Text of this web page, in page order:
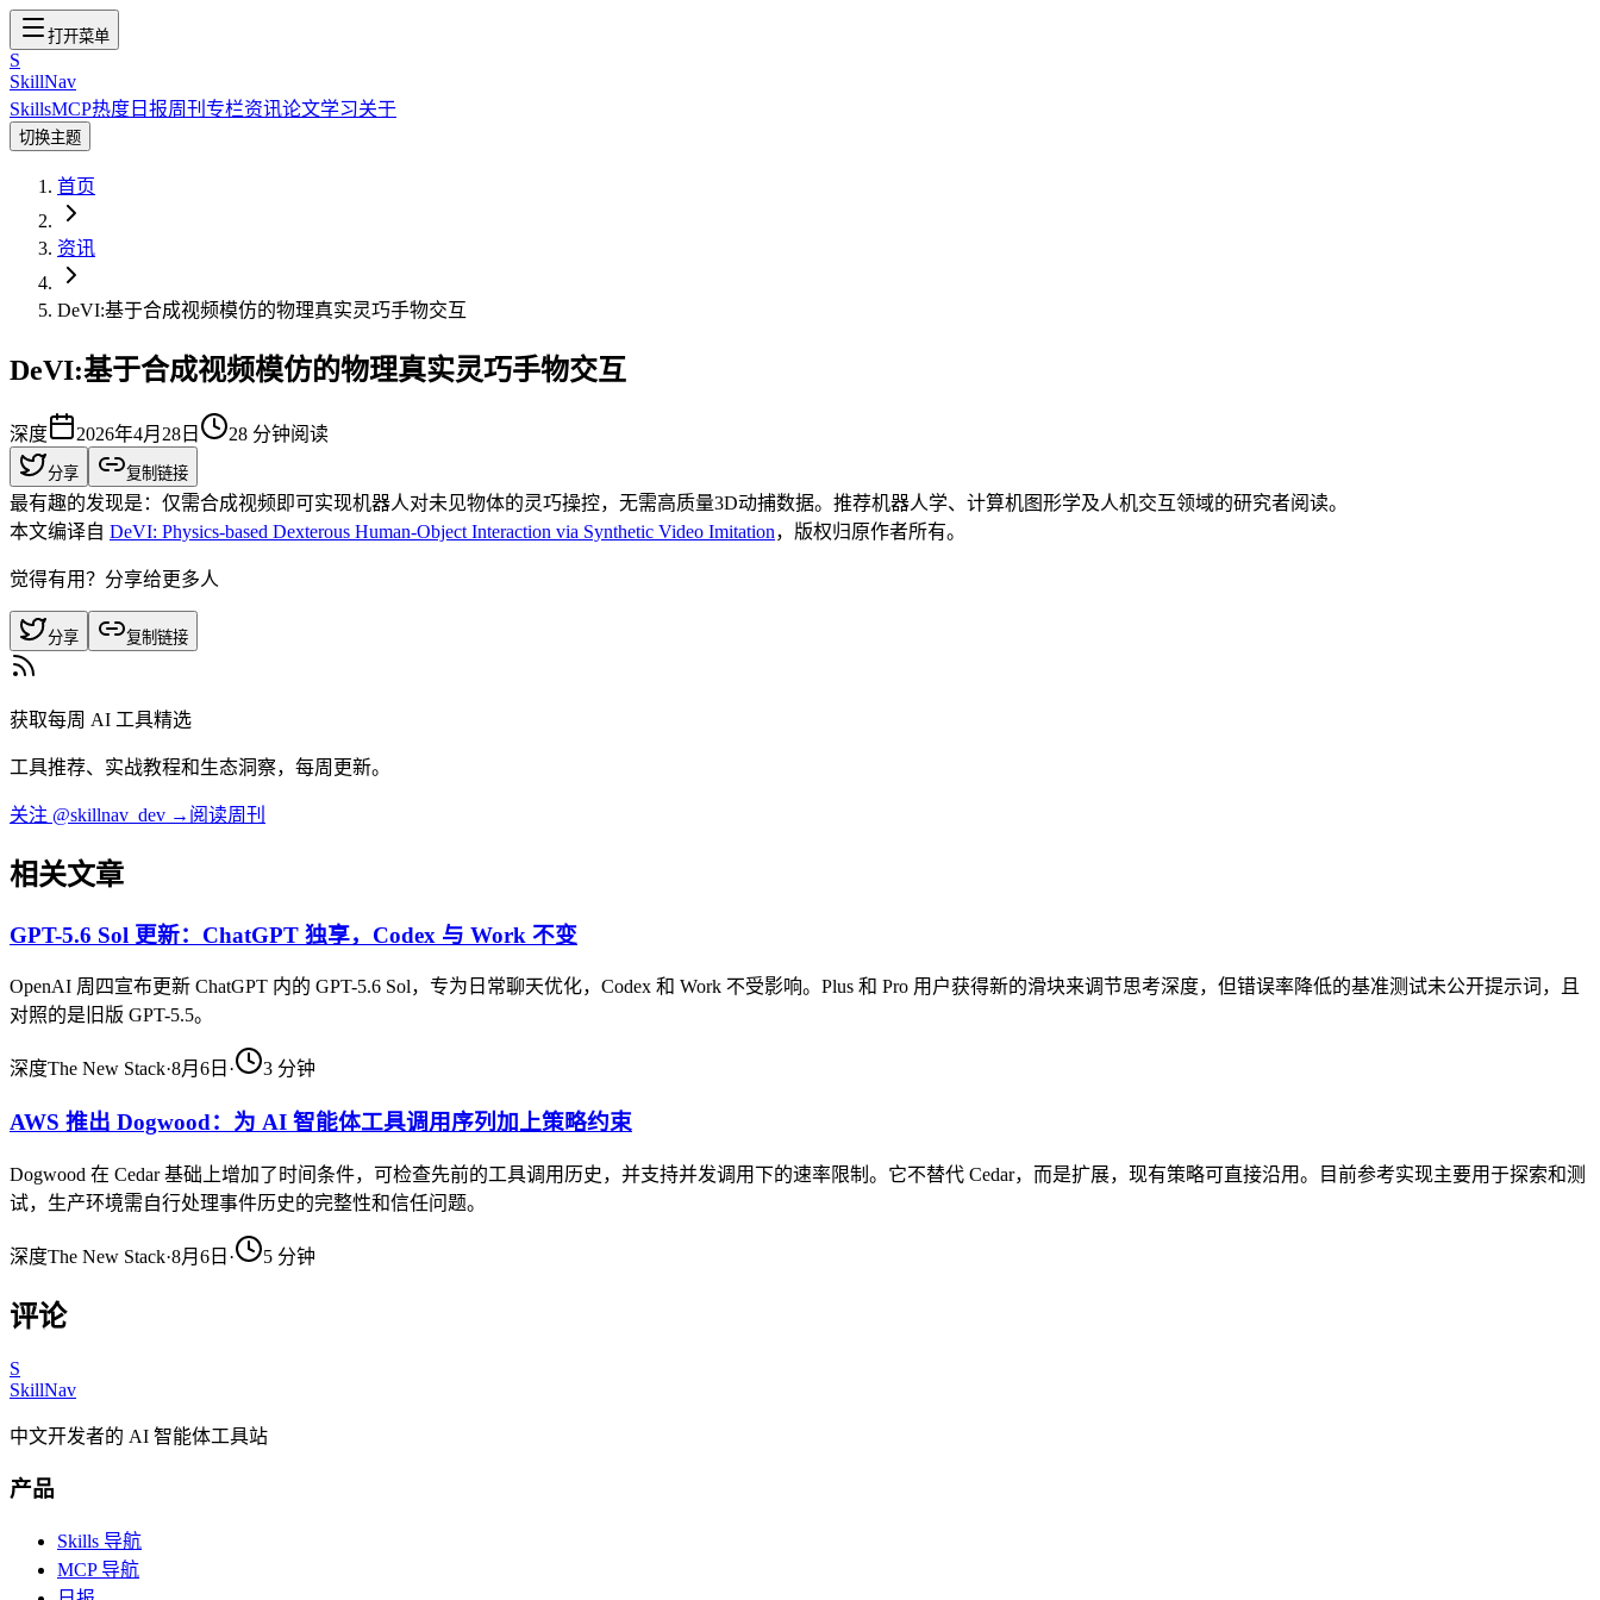
打开菜单
S
SkillNav
SkillsMCP热度 日报周刊 专栏资讯论文学习关于
切换主题
首页
资讯
DeVI:基于合成视频模仿的物理真实灵巧手物交互
DeVI:基于合成视频模仿的物理真实灵巧手物交互
深度 2026年4月28日 28 分钟阅读
分享 复制链接
最有趣的发现是：仅需合成视频即可实现机器人对未见物体的灵巧操控，无需高质量3D动捕数据。推荐机器人学、计算机图形学及人机交互领域的研究者阅读。
本文编译自 DeVI: Physics-based Dexterous Human-Object Interaction via Synthetic Video Imitation，版权归原作者所有。
觉得有用？分享给更多人
分享 复制链接
获取每周 AI 工具精选
工具推荐、实战教程和生态洞察，每周更新。
关注 @skillnav_dev → 阅读周刊
相关文章
GPT-5.6 Sol 更新：ChatGPT 独享，Codex 与 Work 不变
OpenAI 周四宣布更新 ChatGPT 内的 GPT-5.6 Sol，专为日常聊天优化，Codex 和 Work 不受影响。Plus 和 Pro 用户获得新的滑块来调节思考深度，但错误率降低的基准测试未公开提示词，且
对照的是旧版 GPT-5.5。
深度The New Stack·8月6日 · 3 分钟
AWS 推出 Dogwood：为 AI 智能体工具调用序列加上策略约束
Dogwood 在 Cedar 基础上增加了时间条件，可检查先前的工具调用历史，并支持并发调用下的速率限制。它不替代 Cedar，而是扩展，现有策略可直接沿用。目前参考实现主要用于探索和测
试，生产环境需自行处理事件历史的完整性和信任问题。
深度The New Stack·8月6日 · 5 分钟
评论
S
SkillNav
中文开发者的 AI 智能体工具站
产品
Skills 导航
MCP 导航